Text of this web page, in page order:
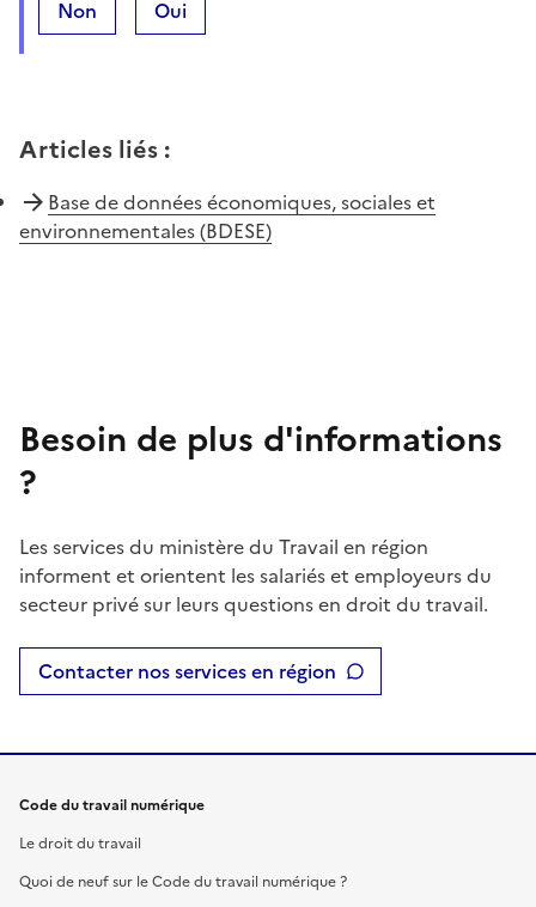
Non Oui
Articles liés :
Base de données économiques, sociales et
environnementales (BDESE)
Besoin de plus d'informations
?
Les services du ministère du Travail en région
informent et orientent les salariés et employeurs du
secteur privé sur leurs questions en droit du travail.
Contacter nos services en région
Code du travail numérique
Le droit du travail
Quoi de neuf sur le Code du travail numérique ?